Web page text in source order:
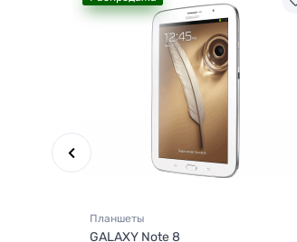
Планшеты
GALAXY Note 8